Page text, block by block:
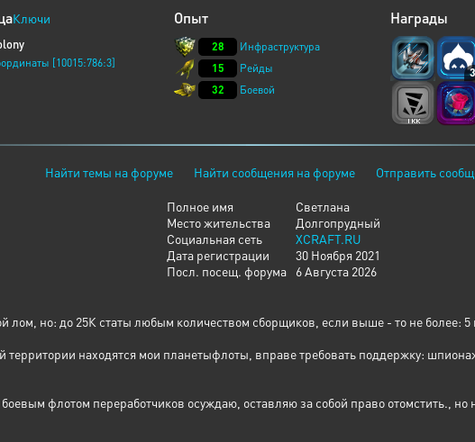
Ключи
[10015:786:3]
Опыт
28
Инфраструктура
15
Рейды
32
Боевой
Награды
3
Найти темы на форуме Найти сообщения на форуме Отправить
Полное имя
Светлана
Место жительства
Долгопрудный
Социальная сеть
XCRAFT.RU
Дата регистрации
30 Ноября 2021
Посл. посещ. форума
6 Августа 2026
лом, но: до 25К статы любым количеством сборщиков, если выше - то не более:
территории находятся мои планетыфлоты, вправе требовать поддержку:
флотом переработчиков осуждаю, оставляю за собой право отомстить., но